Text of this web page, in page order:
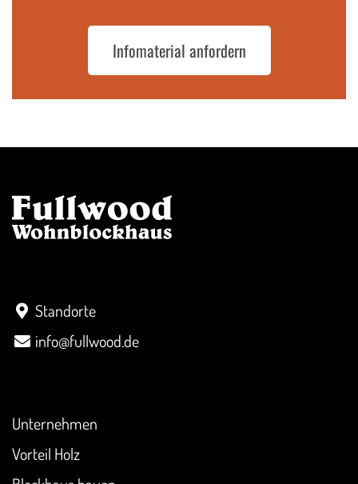
Infomaterial anfordern
Standorte
info@fullwood.de
Unternehmen
Vorteil Holz